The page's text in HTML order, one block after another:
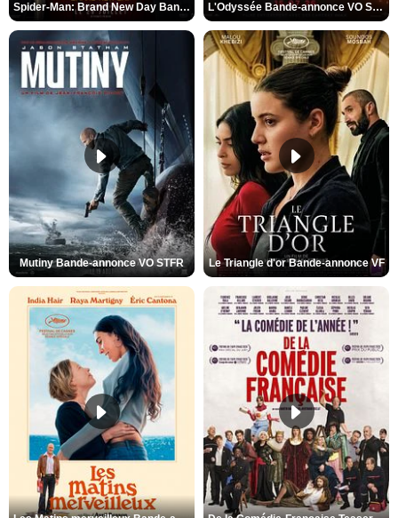
Spider-Man: Brand New Day Bande-annonce VO STFR L'Odyssée Bande-annonce VO STFR
Mutiny Bande-annonce VO STFR Le Triangle d'or Bande-annonce VF